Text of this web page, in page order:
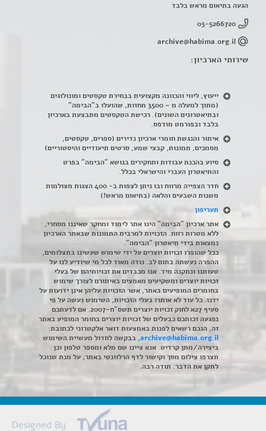
הגעה בתיאום מראש בלבד
03-5266720
archive@habima.org.il
שירותי הארכיון:
ייעוץ, ליווי והכוונה מקצועית בבחירת טקסטים ומונולוגים
(מתוך למעלה מ – 3500 מחזות, שהועלו ב"הבימה"
ובתיאטרונים השונים). רכישת הטקסטים מתבצעת בארכיון
בלבד ובפורמט מודפס.
איתור והנגשת חומרי ארכיון נדירים (ספרים, טקסטים,
מסמכים, תמונות, קבצי שמע, סרטים תיעודיים והיסטוריים)
סיוע בהכנת עבודות ותחקירים בנושא "הבימה" בפרט
והתיאטרון העברי והישראלי בכלל.
חדר הצפייה מרווח ובו ניתן לצפות ב- 400 הצגות מצולמות
משנות השבעים והלאה (בתיאום מראש!)
תעריפון
אתר ארכיון "הבימה" הינו אתר לימוד ומחקר שאיננו מסחרי,
ללא מטרות רווח. הזכויות למרבית התמונות שבאתר הארכיון
נמצאות בידי תיאטרון "הבימה".
ככל שהופרו זכויות יוצרים על ידי שימוש שעשינו בתצלומים,
ההפרה נעשתה בתום לב. נודה מאוד לכל מי שיודיע לנו על
טעותנו ונתקנה מיד. אנו מכבדים את זכויותיהם של בעלי
זכויות יוצרים ומשקיעים מאמצים באיתורם לצורך שימוש
בחומרים המופיעים באתר, אשר הזכויות עליהן אינן ידועות על
ידנו. כל עוד לא אותרו בעלי הזכויות, השימוש נעשה על פי
סעיף 27א לחוק זכויות יוצרים תשס"ח-2007. אם לדעתכם
נפגעה זכותכם כבעלים של זכויות יוצרים בחומר המופיע באתר
זה, הנכם רשאים לפנות באמצעות דואר אלקטרוני לכתובת:
archive@habima.org.il, בבקשה לחדול מעשיית השימוש
ביצירה/מתן קרדיט. אנא ציינו שם מלא ומספר טלפון וכן
תצרפו צילום מסך וקישור לדף הרלוונטי באתר, על מנת שנוכל
לתקן את הדבר. תודה רבה.
Designed By